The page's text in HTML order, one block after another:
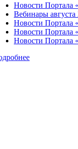
Новости Портала
Вебинары августа
Новости Портала
Новости Портала
Новости Портала